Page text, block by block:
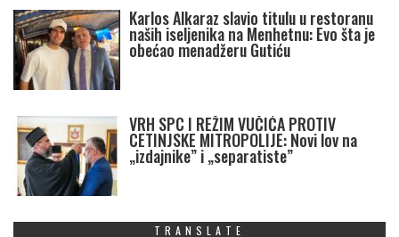
Karlos Alkaraz slavio titulu u restoranu
naših iseljenika na Menhetnu: Evo šta je
obećao menadžeru Gutiću
VRH SPC I REŽIM VUČIĆA PROTIV
CETINJSKE MITROPOLIJE: Novi lov na
„izdajnike” i „separatiste”
TRANSLATE